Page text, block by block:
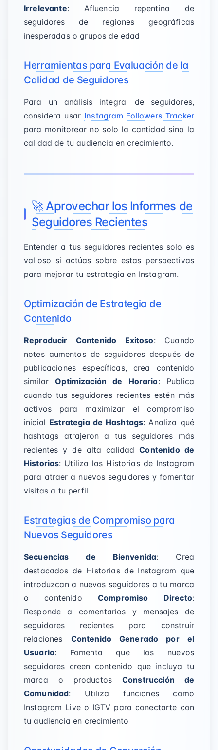
Irrelevante: Afluencia repentina de
seguidores de regiones geográficas
inesperadas o grupos de edad
Herramientas para Evaluación de la
Calidad de Seguidores
Para un análisis integral de seguidores,
considera usar Instagram Followers Tracker
para monitorear no solo la cantidad sino la
calidad de tu audiencia en crecimiento.
🚀 Aprovechar los Informes de
Seguidores Recientes
Entender a tus seguidores recientes solo es
valioso si actúas sobre estas perspectivas
para mejorar tu estrategia en Instagram.
Optimización de Estrategia de
Contenido
Reproducir Contenido Exitoso: Cuando
notes aumentos de seguidores después de
publicaciones específicas, crea contenido
similarOptimización de Horario: Publica
cuando tus seguidores recientes estén más
activos para maximizar el compromiso
inicial Estrategia de Hashtags: Analiza qué
hashtags atrajeron a tus seguidores más
recientes y de alta calidadContenido de
Historias: Utiliza las Historias de Instagram
para atraer a nuevos seguidores y fomentar
visitas a tu perfil
Estrategias de Compromiso para
Nuevos Seguidores
Secuencias de Bienvenida: Crea
destacados de Historias de Instagram que
introduzcan a nuevos seguidores a tu marca
o contenido Compromiso Directo:
Responde a comentarios y mensajes de
seguidores recientes para construir
relaciones Contenido Generado por el
Usuario: Fomenta que los nuevos
seguidores creen contenido que incluya tu
marca o productos Construcción de
Comunidad: Utiliza funciones como
Instagram Live o IGTV para conectarte con
tu audiencia en crecimiento